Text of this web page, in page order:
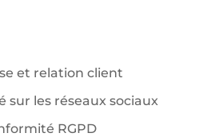
et relation client
sur les réseaux sociaux
RGPD